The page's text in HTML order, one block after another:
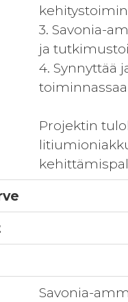
3. Savonia-
ja
4. Synnyttää
Projektin
Savonia-